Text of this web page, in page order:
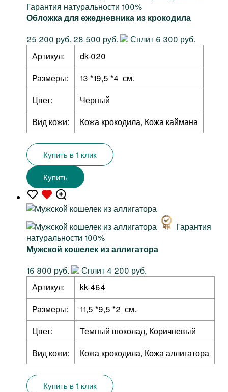
Гарантия натуральности 100%
Обложка для ежедневника из крокодила
25 200 руб. 28 500 руб.
Сплит 6 300 руб.
Артикул:
dk-020
Размеры:
13 *19,5 *4 см.
Цвет:
Черный
Вид кожи:
Кожа крокодила, Кожа каймана
Купить в 1 клик
Купить
Гарантия
натуральности 100%
Мужской кошелек из аллигатора
16 800 руб.
Сплит 4 200 руб.
Артикул:
kk-464
Размеры:
11,5 *9,5 *2 см.
Цвет:
Темный шоколад, Коричневый
Вид кожи:
Кожа крокодила, Кожа аллигатора
Купить в 1 клик